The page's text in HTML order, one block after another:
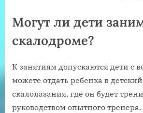
Могут ли дети
скалодроме?
К занятиям допускаются дети с
можете отдать ребенка в
скалолазания, где он будет
руководством опытного